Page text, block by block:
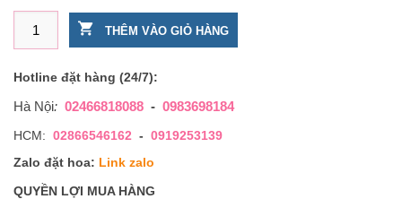
Lẵng hoa đám tang 3 tầng lan trắng ly hồng số lượng
THÊM VÀO GIỎ HÀNG
Hotline đặt hàng (24/7):
Hà Nội: 02466818088 - 0983698184
HCM: 02866546162 - 0919253139
Zalo đặt hoa: Link zalo
QUYỀN LỢI MUA HÀNG